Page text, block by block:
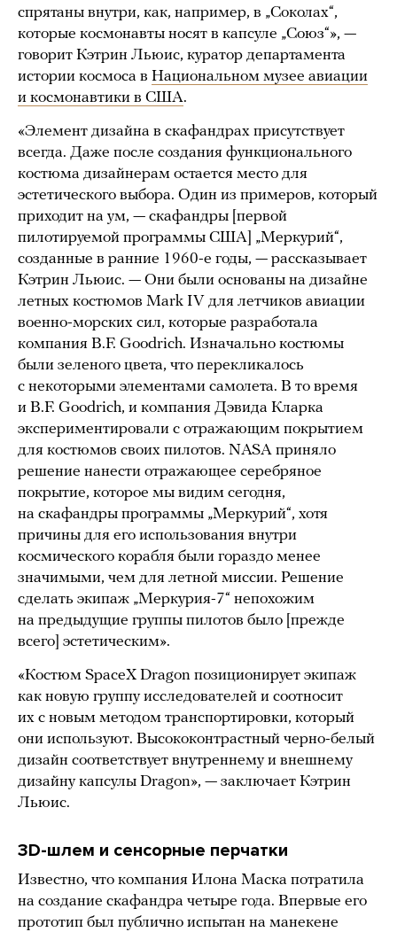
спрятаны внутри, как, например, в „Соколах“,
которые космонавты носят в капсуле „Союз“», —
говорит Кэтрин Льюис, куратор департамента
истории космоса в Национальном музее авиации
и космонавтики в США.
«Элемент дизайна в скафандрах присутствует
всегда. Даже после создания функционального
костюма дизайнерам остается место для
эстетического выбора. Один из примеров, который
приходит на ум, — скафандры [первой
пилотируемой программы США] „Меркурий“,
созданные в ранние 1960-е годы, — рассказывает
Кэтрин Льюис. — Они были основаны на дизайне
летных костюмов Mark IV для летчиков авиации
военно-морских сил, которые разработала
компания B.F. Goodrich. Изначально костюмы
были зеленого цвета, что перекликалось
с некоторыми элементами самолета. В то время
и B.F. Goodrich, и компания Дэвида Кларка
экспериментировали с отражающим покрытием
для костюмов своих пилотов. NASA приняло
решение нанести отражающее серебряное
покрытие, которое мы видим сегодня,
на скафандры программы „Меркурий“, хотя
причины для его использования внутри
космического корабля были гораздо менее
значимыми, чем для летной миссии. Решение
сделать экипаж „Меркурия-7“ непохожим
на предыдущие группы пилотов было [прежде
всего] эстетическим».
«Костюм SpaceX Dragon позиционирует экипаж
как новую группу исследователей и соотносит
их с новым методом транспортировки, который
они используют. Высококонтрастный черно-белый
дизайн соответствует внутреннему и внешнему
дизайну капсулы Dragon», — заключает Кэтрин
Льюис.
3D-шлем и сенсорные перчатки
Известно, что компания Илона Маска потратила
на создание скафандра четыре года. Впервые его
прототип был публично испытан на манекене